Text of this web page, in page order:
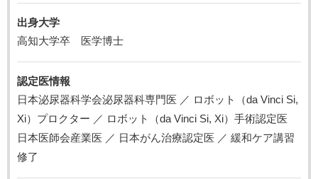
出身大学
高知大学卒 医学博士
認定医情報
日本泌尿器科学会泌尿器科専門医 ／ ロボット（da Vinci Si,
Xi）プロクター ／ ロボット（da Vinci Si, Xi）手術認定医
日本医師会産業医 ／ 日本がん治療認定医 ／ 緩和ケア講習
修了